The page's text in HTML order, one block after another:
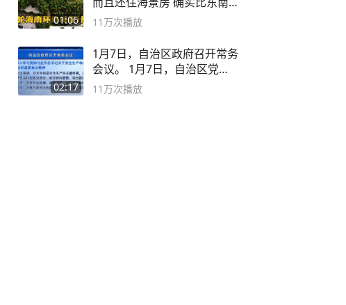
01:06
亚合适
11万次播放
02:17
1月7日，自治区政府召开常务
会议。 1月7日，自治区党委
副书记
11万次播放